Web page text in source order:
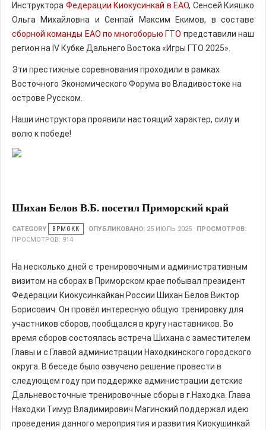
Инструктора Федерации Киокусинкай в ЕАО, Сенсей Кияшко
Ольга Михайловна и Сенпай Максим Екимов, в составе
сборной команды ЕАО по многоборью ГТО представили наш
регион на IV Кубке Дальнего Востока «Игры ГТО 2025».
Эти престижные соревнования проходили в рамках
Восточного Экономического Форума во Владивостоке на
острове Русском.
Наши инструктора проявили настоящий характер, силу и
волю к победе!
Шихан Белов В.Б. посетил Приморский край
CATEGORY ВРМОКК ОПУБЛИКОВАНО: 25 ИЮЛЬ 2025
ПРОСМОТРОВ:
ПРОСМОТРОВ: 914
На несколько дней с тренировочным и административным
визитом на сборах в Приморском крае побывал президент
Федерации Киокусинкайкан России Шихан Белов Виктор
Борисович. Он провёл интересную общую тренировку для
участников сборов, пообщался в кругу наставников. Во
время сборов состоялась встреча Шихана с заместителем
Главы и с Главой администрации Находкинского городского
округа. В беседе было озвучено решение провести в
следующем году при поддержке администрации детские
Дальневосточные тренировочные сборы в г.Находка. Глава
Находки Тимур Владимирович Магинский поддержал идею
проведения данного мероприятия и развития Киокушинкай